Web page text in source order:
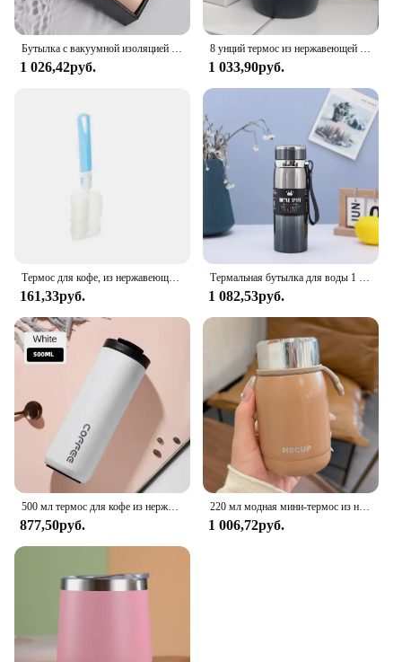
Бутылка с вакуумной изоляцией из нержавеющей стали, портативная бутылка, подарочный набор для офиса, кофейная кружка в деловом стиле, термокружка, 500 мл, 304
1 026,42руб.
8 унций термос из нержавеющей стали, многоцветная портативная чашка для льда, мини-двухслойная изолированная кофейная кружка с крышкой, бутылка для воды
1 033,90руб.
Термос для кофе, из нержавеющей стали, 400 мл
161,33руб.
Термальная бутылка для воды 1 л, бутылка для холодной и горячей воды, термос для воды, чая, кофе, термос из нержавеющей стали, термос
1 082,53руб.
877,50руб.
220 мл модная мини-термос из нержавеющей стали 304, портативная карманная термос для кофе, чая, кружка, дорожный стакан
1 006,72руб.